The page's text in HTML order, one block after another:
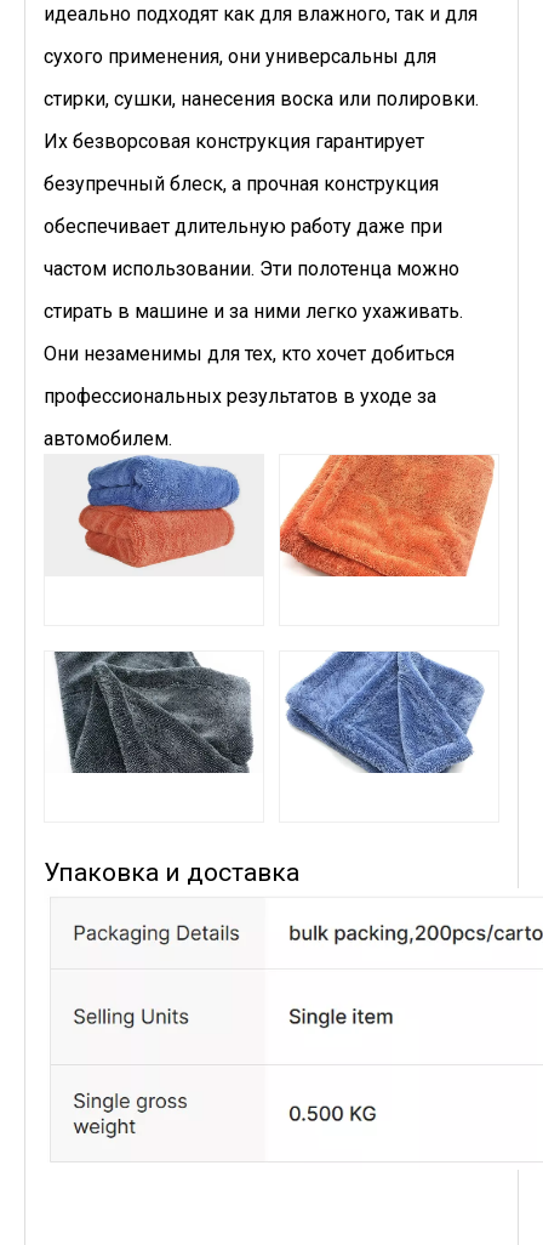
идеально подходят как для влажного, так и для
сухого применения, они универсальны для
стирки, сушки, нанесения воска или полировки.
Их безворсовая конструкция гарантирует
безупречный блеск, а прочная конструкция
обеспечивает длительную работу даже при
частом использовании. Эти полотенца можно
стирать в машине и за ними легко ухаживать.
Они незаменимы для тех, кто хочет добиться
профессиональных результатов в уходе за
автомобилем.
Упаковка и доставка